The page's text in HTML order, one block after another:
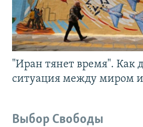
"Иран тянет время". Как
ситуация между миром
Выбор Свободы